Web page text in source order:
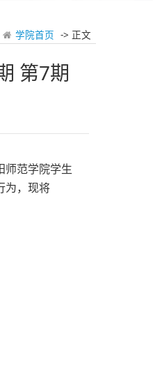
学院首页 -> 正文
第7期
师范学院学生
为，现将